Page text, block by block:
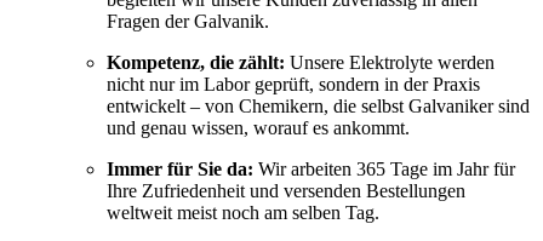
Fragen der Galvanik.
Kompetenz, die zählt: Unsere Elektrolyte werden
nicht nur im Labor geprüft, sondern in der Praxis
entwickelt – von Chemikern, die selbst Galvaniker sind
und genau wissen, worauf es ankommt.
Immer für Sie da: Wir arbeiten 365 Tage im Jahr für
Ihre Zufriedenheit und versenden Bestellungen
weltweit meist noch am selben Tag.